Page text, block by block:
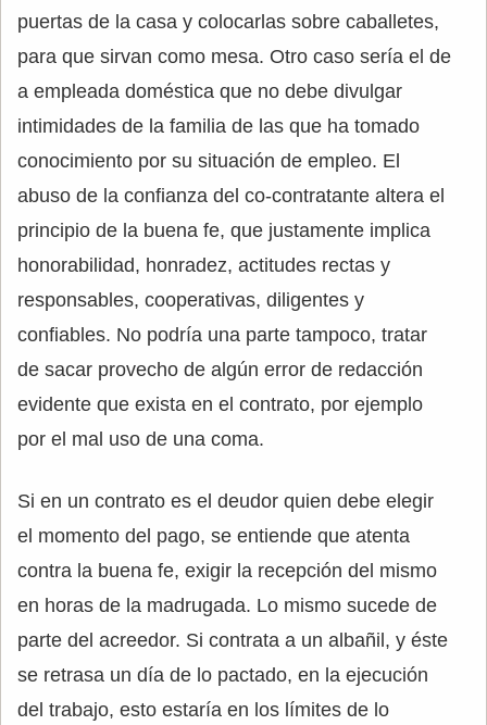
puertas de la casa y colocarlas sobre caballetes,
para que sirvan como mesa. Otro caso sería el de
a empleada doméstica que no debe divulgar
intimidades de la familia de las que ha tomado
conocimiento por su situación de empleo. El
abuso de la confianza del co-contratante altera el
principio de la buena fe, que justamente implica
honorabilidad, honradez, actitudes rectas y
responsables, cooperativas, diligentes y
confiables. No podría una parte tampoco, tratar
de sacar provecho de algún error de redacción
evidente que exista en el contrato, por ejemplo
por el mal uso de una coma.
Si en un contrato es el deudor quien debe elegir
el momento del pago, se entiende que atenta
contra la buena fe, exigir la recepción del mismo
en horas de la madrugada. Lo mismo sucede de
parte del acreedor. Si contrata a un albañil, y éste
se retrasa un día de lo pactado, en la ejecución
del trabajo, esto estaría en los límites de lo